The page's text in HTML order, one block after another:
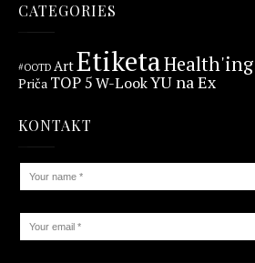
CATEGORIES
#OOTD ArtEtiketaHealth'ing
Priča TOP 5W-LookYU na Ex
KONTAKT